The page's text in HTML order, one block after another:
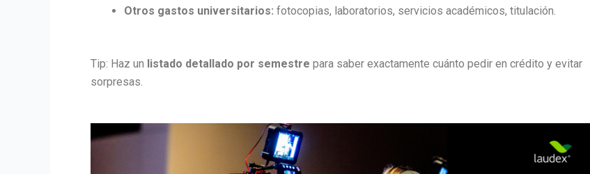
Otros gastos universitarios: fotocopias, laboratorios, servicios académicos, titulación.
Tip: Haz un listado detallado por semestre para saber exactamente cuánto pedir en crédito y evitar
sorpresas.